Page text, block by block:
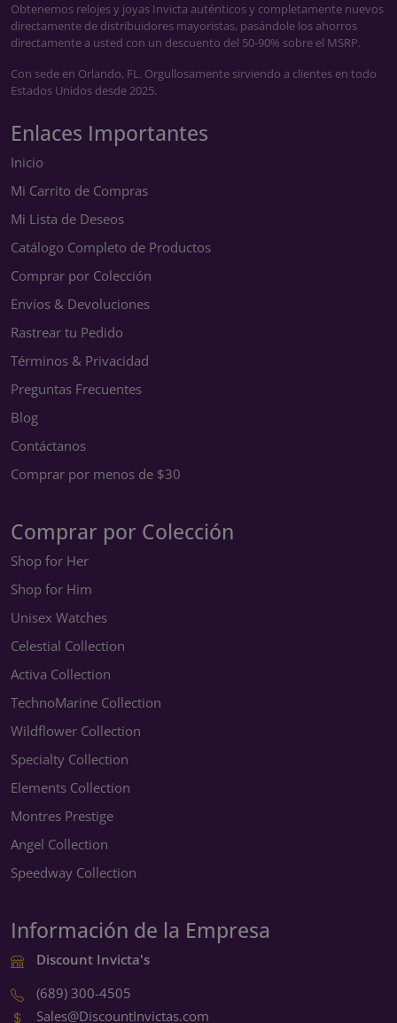
Obtenemos relojes y joyas Invicta auténticos y completamente nuevos
directamente de distribuidores mayoristas, pasándole los ahorros
directamente a usted con un descuento del 50-90% sobre el MSRP.
Con sede en Orlando, FL. Orgullosamente sirviendo a clientes en todo
Estados Unidos desde 2025.
Enlaces Importantes
Inicio
Mi Carrito de Compras
Mi Lista de Deseos
Catálogo Completo de Productos
Comprar por Colección
Envíos & Devoluciones
Rastrear tu Pedido
Términos & Privacidad
Preguntas Frecuentes
Blog
Contáctanos
Comprar por menos de $30
Comprar por Colección
Shop for Her
Shop for Him
Unisex Watches
Celestial Collection
Activa Collection
TechnoMarine Collection
Wildflower Collection
Specialty Collection
Elements Collection
Montres Prestige
Angel Collection
Speedway Collection
Información de la Empresa
Discount Invicta's
(689) 300-4505
Sales@DiscountInvictas.com